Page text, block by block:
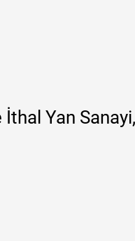
Yan Sanayi,